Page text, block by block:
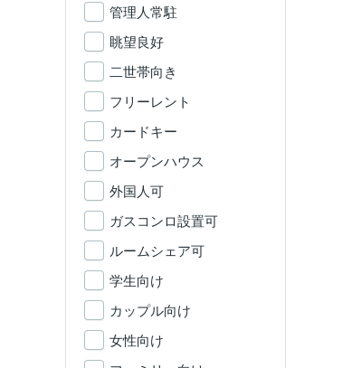
管理人常駐
眺望良好
二世帯向き
フリーレント
カードキー
オープンハウス
外国人可
ガスコンロ設置可
ルームシェア可
学生向け
カップル向け
女性向け